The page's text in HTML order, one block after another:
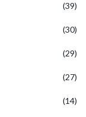
(39)
(30)
(29)
(27)
(14)